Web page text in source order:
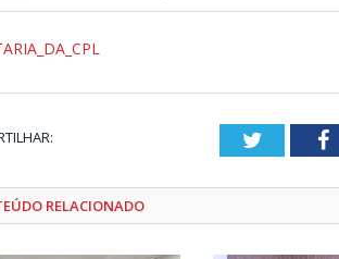
Twitter
RELACIONADO